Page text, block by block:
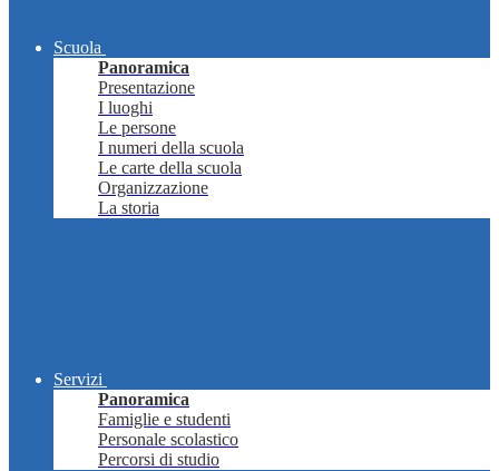
Scuola
Panoramica
Presentazione
I luoghi
Le persone
I numeri della scuola
Le carte della scuola
Organizzazione
La storia
Servizi
Panoramica
Famiglie e studenti
Personale scolastico
Percorsi di studio